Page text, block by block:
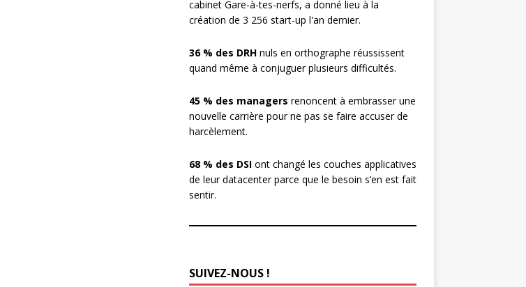
cabinet Gare-à-tes-nerfs, a donné lieu à la
création de 3 256 start-up l'an dernier.
36 % des DRH nuls en orthographe réussissent
quand même à conjuguer plusieurs difficultés.
45 % des managers renoncent à embrasser une
nouvelle carrière pour ne pas se faire accuser de
harcèlement.
68 % des DSI ont changé les couches applicatives
de leur datacenter parce que le besoin s’en est fait
sentir.
SUIVEZ-NOUS !